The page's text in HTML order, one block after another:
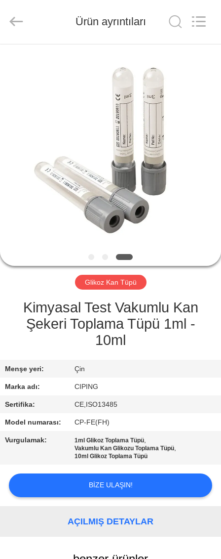
FABRIKA
TURU
BIZIMLE
ILETIŞIME
TEKLIF
SITE
HARITASI
POLICY
Co.,
Reserved.
Ürün ayrıntıları
Glikoz Kan Tüpü
Kimyasal Test Vakumlu Kan
Şekeri Toplama Tüpü 1ml -
10ml
Menşe yeri: Çin
Marka adı: CIPING
Sertifika: CE,ISO13485
Model numarası: CP-FE(FH)
Vurgulamak: 1ml Glikoz Toplama Tüpü,
Vakumlu Kan Glikozu Toplama Tüpü,
10ml Glikoz Toplama Tüpü
BIZE ULAŞIN!
AÇILMIŞ DETAYLAR